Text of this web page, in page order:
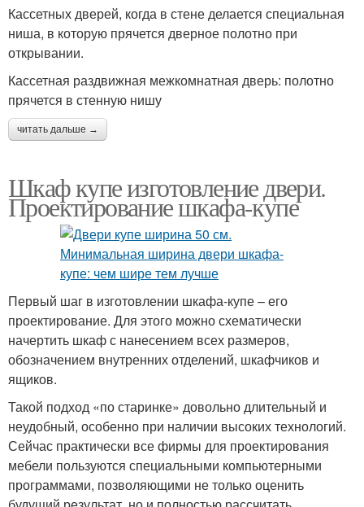
Кассетных дверей, когда в стене делается специальная
ниша, в которую прячется дверное полотно при
открывании.
Кассетная раздвижная межкомнатная дверь: полотно
прячется в стенную нишу
читать дальше →
Шкаф купе изготовление двери.
Проектирование шкафа-купе
Первый шаг в изготовлении шкафа-купе – его
проектирование. Для этого можно схематически
начертить шкаф с нанесением всех размеров,
обозначением внутренних отделений, шкафчиков и
ящиков.
Такой подход «по старинке» довольно длительный и
неудобный, особенно при наличии высоких технологий.
Сейчас практически все фирмы для проектирования
мебели пользуются специальными компьютерными
программами, позволяющими не только оценить